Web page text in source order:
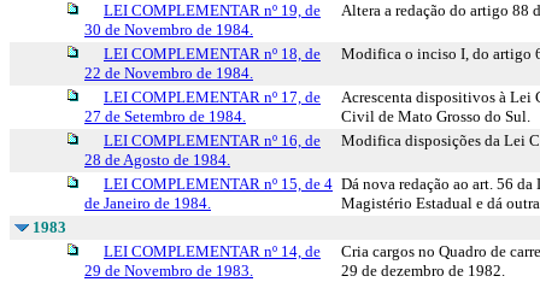
LEI COMPLEMENTAR nº 19, de
30 de Novembro de 1984.
Altera a redação do artigo 88
LEI COMPLEMENTAR nº 18, de
22 de Novembro de 1984.
Modifica o inciso I, do artigo
LEI COMPLEMENTAR nº 17, de
27 de Setembro de 1984.
Acrescenta dispositivos à Lei
Civil de Mato Grosso do Sul.
LEI COMPLEMENTAR nº 16, de
28 de Agosto de 1984.
Modifica disposições da Lei
LEI COMPLEMENTAR nº 15, de 4
de Janeiro de 1984.
Dá nova redação ao art. 56
Magistério Estadual e dá
1983
LEI COMPLEMENTAR nº 14, de
29 de Novembro de 1983.
Cria cargos no Quadro de
29 de dezembro de 1982.